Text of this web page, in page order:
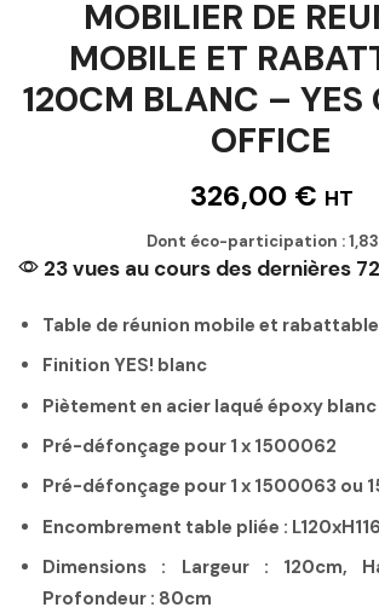
MOBILIER DE
MOBILE ET
120CM BLANC – YES
OFFICE
326,00 € HT
Dont éco-participation :1,83
23 vues au cours des dernières
Table de réunion mobile et rabattable
Finition YES! blanc
Piètement en acier laqué époxy blanc
Pré-défonçage pour 1 x 1500062
Pré-défonçage pour 1 x 1500063 ou
Encombrement table pliée :
Dimensions : Largeur : 120cm,
Profondeur : 80cm